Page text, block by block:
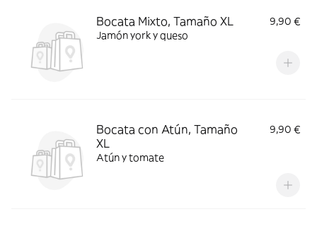
Bocata Mixto, Tamaño XL
9,90 €
Jamón york y queso
Bocata con Atún, Tamaño
XL
9,90 €
Atún y tomate